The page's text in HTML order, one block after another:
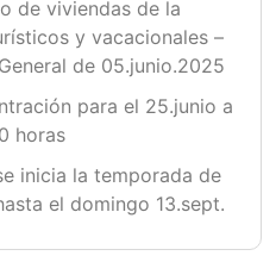
de viviendas de la
y vacacionales –
de 05.junio.2025
para el 25.junio a
horas
inicia la temporada de
el domingo 13.sept.